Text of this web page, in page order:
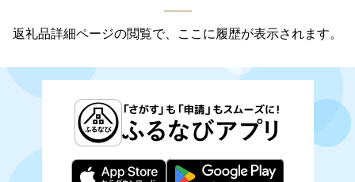
返礼品詳細ページの閲覧で、ここに履歴が表示されます。